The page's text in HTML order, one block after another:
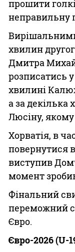
прошити
неправильну
хвилин
Дмитра
розписатись
хвилині
а за
Люсіну,
Хорватія, в
повернутися
виступив
момент
Фінальний
переможний
Євро.
Євро-2026 (U-